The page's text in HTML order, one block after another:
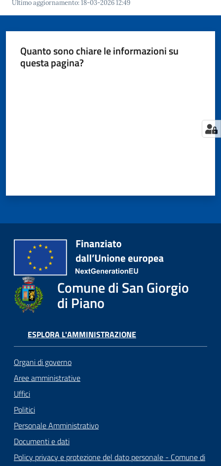
Ultimo aggiornamento:18-03-2026 12:49
Quanto sono chiare le informazioni su
questa pagina?
Comune di San Giorgio
di Piano
ESPLORA L'AMMINISTRAZIONE
Organi di governo
Aree amministrative
Uffici
Politici
Personale Amministrativo
Documenti e dati
Policy privacy e protezione del dato personale - Comune di